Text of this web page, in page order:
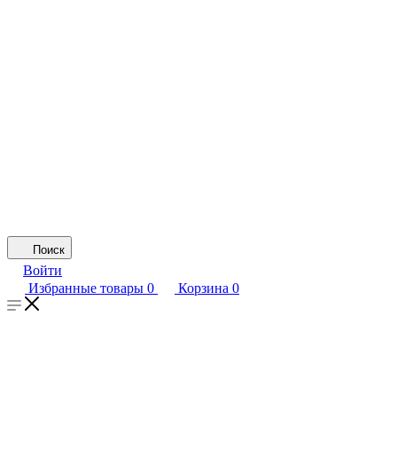
Поиск
Войти
Избранные товары 0 Корзина 0